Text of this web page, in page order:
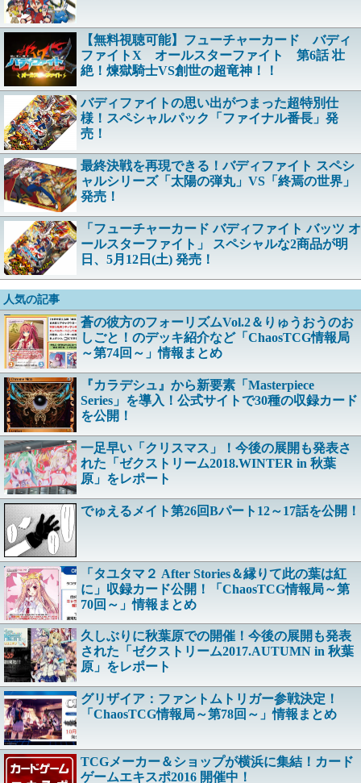
【無料視聴可能】フューチャーカード バディ
ファイトX オールスターファイト 第6話 壮
絶！煉獄騎士VS創世の超竜神！！
バディファイトの思い出がつまった超特別仕
様！スペシャルパック「ファイナル番長」発
売！
最終決戦を再現できる！バディファイト スペシ
ャルシリーズ「太陽の弾丸」VS「終焉の世界」
発売！
「フューチャーカード バディファイト バッツ オ
ールスターファイト」 スペシャルな2商品が明
日、5月12日(土) 発売！
人気の記事
蒼の彼方のフォーリズムVol.2＆りゅうおうのお
しごと！のデッキ紹介など「ChaosTCG情報局
～第74回～」情報まとめ
『カラデシュ』から新要素「Masterpiece
Series」を導入！公式サイトで30種の収録カード
を公開！
一足早い「クリスマス」！今後の展開も発表さ
れた「ゼクストリーム2018.WINTER in 秋葉
原」をレポート
でゅえるメイト第26回Bパート12～17話を公開！
「タユタマ２ After Stories＆縁りて此の葉は紅
に」収録カード公開！「ChaosTCG情報局～第
70回～」情報まとめ
久しぶりに秋葉原での開催！今後の展開も発表
された「ゼクストリーム2017.AUTUMN in 秋葉
原」をレポート
グリザイア：ファントムトリガー参戦決定！
「ChaosTCG情報局～第78回～」情報まとめ
TCGメーカー＆ショップが横浜に集結！カード
ゲームエキスポ2016 開催中！